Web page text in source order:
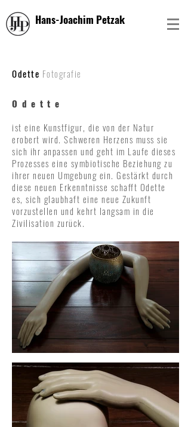
Hans-Joachim Petzak
Odette Fotografie
Odette
ist eine Kunstfigur, die von der Natur
erobert wird. Schweren Herzens muss sie
sich ihr anpassen und geht im Laufe dieses
Prozesses eine symbiotische Beziehung zu
ihrer neuen Umgebung ein. Gestärkt durch
diese neuen Erkenntnisse schafft Odette
es, sich glaubhaft eine neue Zukunft
vorzustellen und kehrt langsam in die
Zivilisation zurück.